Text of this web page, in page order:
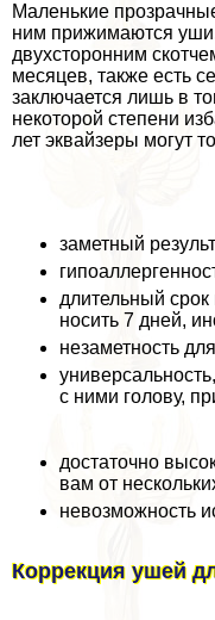
Маленькие
ним прижимаются
двухсторонним
месяцев, также есть
заключается лишь в
некоторой степени
лет эквайзеры могут
заметный
длительный
носить 7 дней,
незаметность
с ними голову,
достаточно
вам от
невозможность
Коррекция ушей